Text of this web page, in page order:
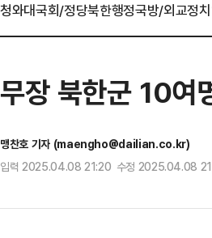
청와대국회/정당북한행정국방/외교정
무장 북한군 10여
맹찬호 기자 (maengho@dailian.co.kr)
입력 2025.04.08 21:20 수정 2025.04.08